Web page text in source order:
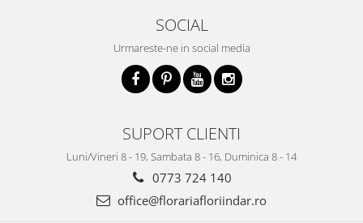
SOCIAL
Urmareste-ne in social media
SUPORT CLIENTI
Luni/Vineri 8 - 19, Sambata 8 - 16, Duminica 8 - 14
0773 724 140
office@florariafloriindar.ro